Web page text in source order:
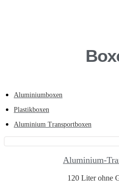
Aluminiumboxen
Plastikboxen
Aluminium Transportboxen
Aluminium-
120 Liter ohne